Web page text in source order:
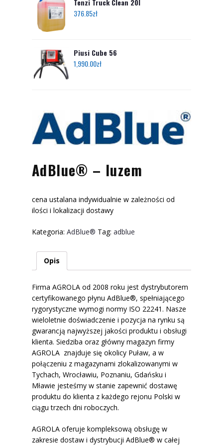
Tenzi Truck Clean 20l
376.85zł
Piusi Cube 56
1,990.00zł
AdBlue® – luzem
cena ustalana indywidualnie w zależności od
ilości i lokalizacji dostawy
Kategoria: AdBlue® Tag: adblue
Opis
Firma AGROLA od 2008 roku jest dystrybutorem
certyfikowanego płynu AdBlue®, spełniającego
rygorystyczne wymogi normy ISO 22241. Nasze
wieloletnie doświadczenie i pozycja na rynku są
gwarancją najwyższej jakości produktu i obsługi
klienta. Siedziba oraz główny magazyn firmy
AGROLA znajduje się okolicy Puław, a w
połączeniu z magazynami zlokalizowanymi w
Tychach, Wrocławiu, Poznaniu, Gdańsku i
Mławie jesteśmy w stanie zapewnić dostawę
produktu do klienta z każdego rejonu Polski w
ciągu trzech dni roboczych.
AGROLA oferuje kompleksową obsługę w
zakresie dostaw i dystrybucji AdBlue® w całej